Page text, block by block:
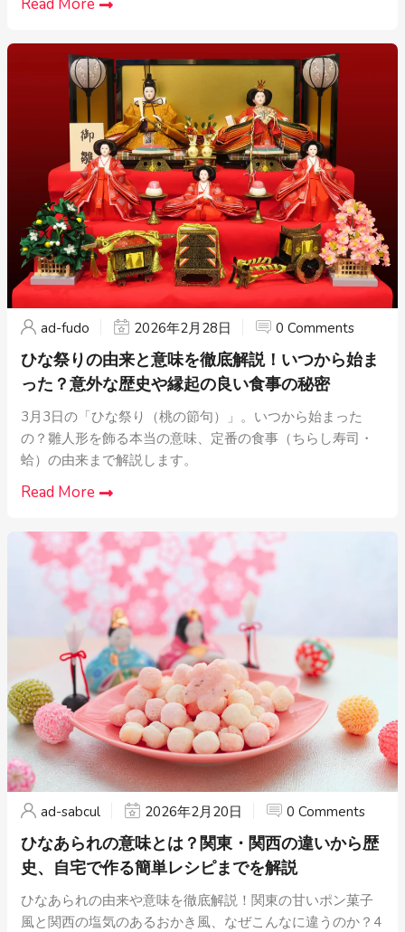
ad-fudo 2026年2月28日 0 Comments
ひな祭りの由来と意味を徹底解説！いつから始ま
った？意外な歴史や縁起の良い食事の秘密
3月3日の「ひな祭り（桃の節句）」。いつから始まった
の？雛人形を飾る本当の意味、定番の食事（ちらし寿司・
蛤）の由来まで解説します。
Read More
ad-sabcul 2026年2月20日 0 Comments
ひなあられの意味とは？関東・関西の違いから歴
史、自宅で作る簡単レシピまでを解説
ひなあられの由来や意味を徹底解説！関東の甘いポン菓子
風と関西の塩気のあるおかき風、なぜこんなに違うのか？4